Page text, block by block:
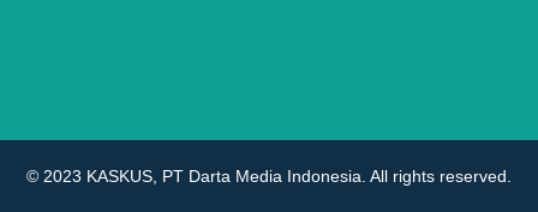
© 2023 KASKUS, PT Darta Media Indonesia. All rights reserved.